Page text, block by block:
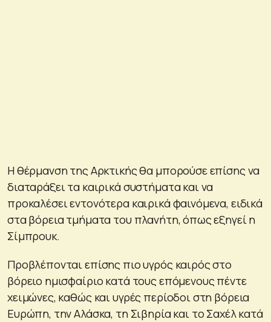
Η θέρμανση της Αρκτικής θα μπορούσε επίσης να
διαταράξει τα καιρικά συστήματα και να
προκαλέσει εντονότερα καιρικά φαινόμενα, ειδικά
στα βόρεια τμήματα του πλανήτη, όπως εξηγεί η
Σίμπρουκ.
Προβλέπονται επίσης πιο υγρός καιρός στο
βόρειο ημισφαίριο κατά τους επόμενους πέντε
χειμώνες, καθώς και υγρές περίοδοι στη βόρεια
Ευρώπη, την Αλάσκα, τη Σιβηρία και το Σαχέλ κατά